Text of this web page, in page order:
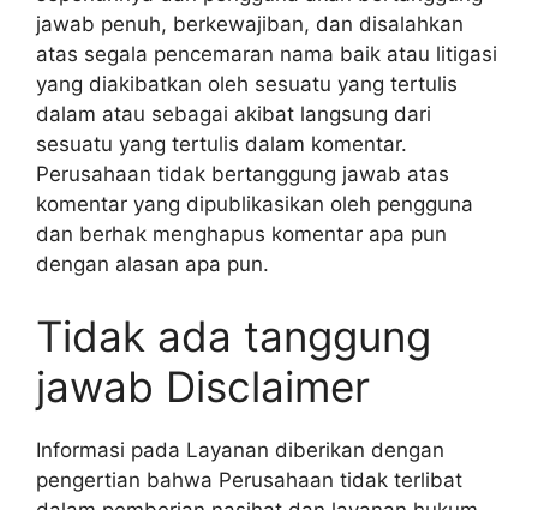
jawab penuh, berkewajiban, dan disalahkan
atas segala pencemaran nama baik atau litigasi
yang diakibatkan oleh sesuatu yang tertulis
dalam atau sebagai akibat langsung dari
sesuatu yang tertulis dalam komentar.
Perusahaan tidak bertanggung jawab atas
komentar yang dipublikasikan oleh pengguna
dan berhak menghapus komentar apa pun
dengan alasan apa pun.
Tidak ada tanggung
jawab Disclaimer
Informasi pada Layanan diberikan dengan
pengertian bahwa Perusahaan tidak terlibat